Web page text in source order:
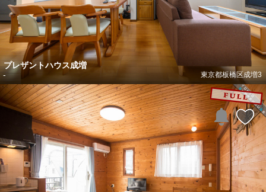
プレザントハウス成増
東京都板橋区成増3
-